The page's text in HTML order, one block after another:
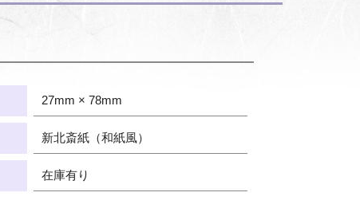
27mm × 78mm
新北斎紙（和紙風）
在庫有り